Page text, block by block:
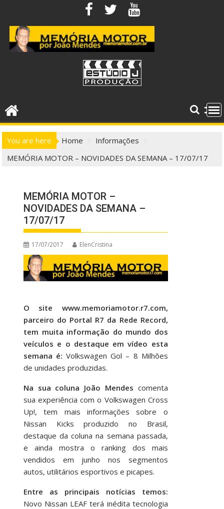
content
You are here Home
Informações
MEMÓRIA MOTOR – NOVIDADES DA SEMANA – 17/07/17
MEMÓRIA MOTOR –
NOVIDADES DA SEMANA –
17/07/17
17/07/2017 ElenCristina
O site www.memoriamotor.r7.com,
parceiro do Portal R7 da Rede Record,
tem muita informação do mundo dos
veículos e o destaque em vídeo esta
semana é:Volkswagen Gol – 8 Milhões
de unidades produzidas.
Na sua coluna João Mendes comenta
sua experiência com o Volkswagen Cross
Up!, tem mais informações sobre o
Nissan Kicks produzido no Brasil,
destaque da coluna na semana passada,
e ainda mostra o ranking dos mais
vendidos em junho nos segmentos
autos, utilitários esportivos e picapes.
Entre as principais notícias temos:
Novo Nissan LEAF terá inédita tecnologia